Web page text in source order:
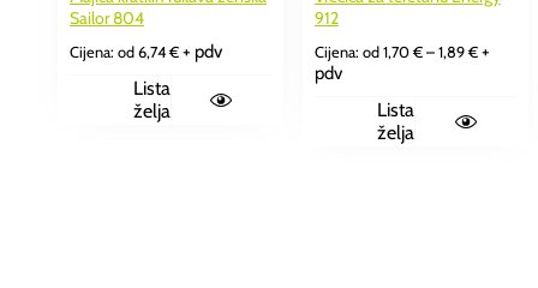
Sailor 804
Cijena: od 6,74€ + pdv
Lista
želja
912
Cijena: od 1,70€ – 1,89€Raspon
do
+
pdv
Lista
želja